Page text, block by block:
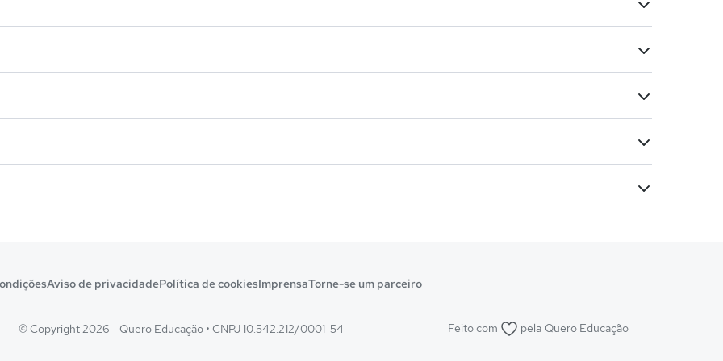
Aviso de privacidadePolítica de cookiesImprensaTorne-se um parceiro
© Copyright 2026 - Quero Educação • CNPJ 10.542.212/0001-54 Feito com pela Quero Educação